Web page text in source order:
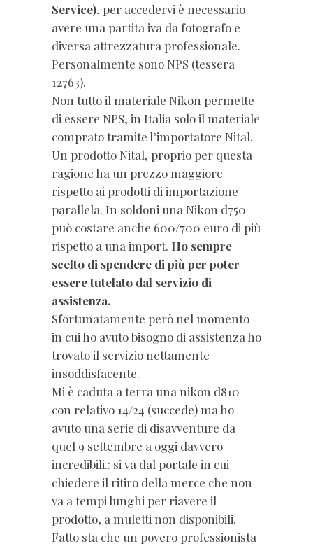
Service), per accedervi è necessario
avere una partita iva da fotografo e
diversa attrezzatura professionale.
Personalmente sono NPS (tessera
12763).
Non tutto il materiale Nikon permette
di essere NPS, in Italia solo il materiale
comprato tramite l’importatore Nital.
Un prodotto Nital, proprio per questa
ragione ha un prezzo maggiore
rispetto ai prodotti di importazione
parallela. In soldoni una Nikon d750
può costare anche 600/700 euro di più
rispetto a una import. Ho sempre
scelto di spendere di più per poter
essere tutelato dal servizio di
assistenza.
Sfortunatamente però nel momento
in cui ho avuto bisogno di assistenza ho
trovato il servizio nettamente
insoddisfacente.
Mi è caduta a terra una nikon d810
con relativo 14/24 (succede) ma ho
avuto una serie di disavventure da
quel 9 settembre a oggi davvero
incredibili.: si va dal portale in cui
chiedere il ritiro della merce che non
va a tempi lunghi per riavere il
prodotto, a muletti non disponibili.
Fatto sta che un povero professionista